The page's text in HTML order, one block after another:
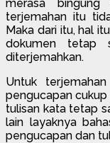
merasa bingung
terjemahan itu
Maka dari itu, hal
dokumen tetap
diterjemahkan.
Untuk
pengucapan
tulisan kata tetap
lain layaknya
pengucapan dan